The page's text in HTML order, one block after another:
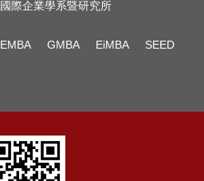
國際企業學系暨研究所
EMBA GMBA EiMBA SEED